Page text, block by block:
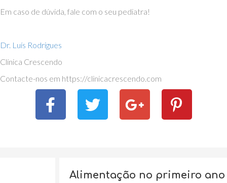
Em caso de dúvida, fale com o seu pediatra!
Dr. Luís Rodrigues
Clínica Crescendo
Contacte-nos em https://clinicacrescendo.com
Alimentação no primeiro ano de